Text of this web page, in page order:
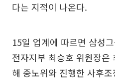
다는 지적이 나온다.
15일 업계에 따르면 삼성
전자지부 최승호 위원장은
해 중노위와 진행한 사후